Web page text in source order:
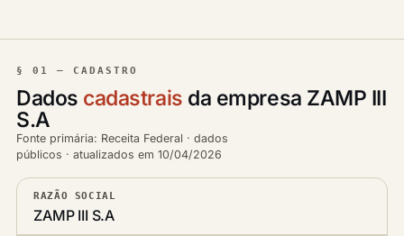
§ 01 — CADASTRO
Dados cadastrais da empresa ZAMP III
S.A
Fonte primária: Receita Federal · dados
públicos · atualizados em 10/04/2026
RAZÃO SOCIAL
ZAMP III S.A